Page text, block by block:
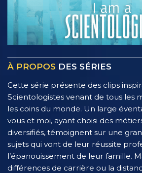
À PROPOS DES SÉRIES
Cette série présente des clips
Scientologistes venant de tous les
les coins du monde. Un large
vous et moi, ayant choisi des
diversifiés, témoignent sur une
sujets qui vont de leur réussite
l’épanouissement de leur famille.
différences de carrière ou la